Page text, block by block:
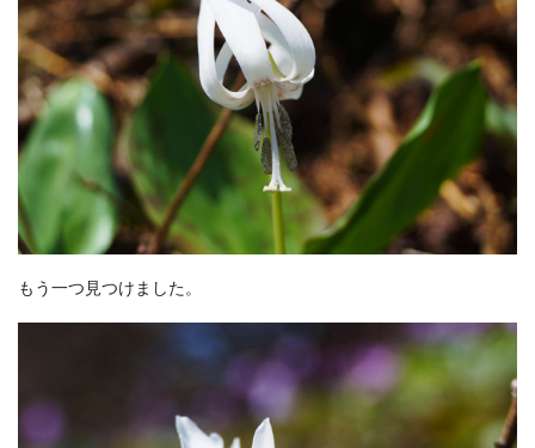
もう一つ見つけました。